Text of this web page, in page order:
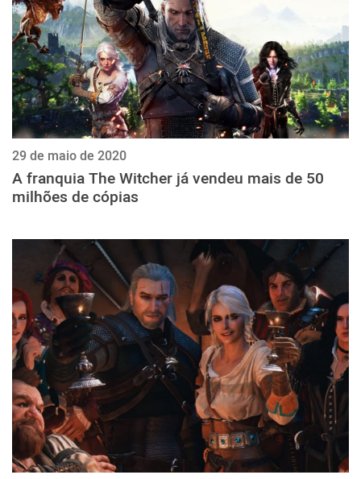
29 de maio de 2020
A franquia The Witcher já vendeu mais de 50
milhões de cópias